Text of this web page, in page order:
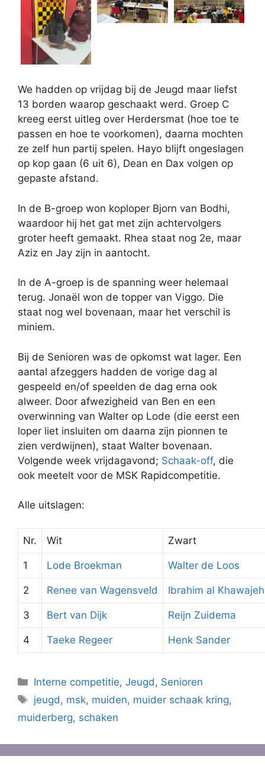
We hadden op vrijdag bij de Jeugd maar liefst
13 borden waarop geschaakt werd. Groep C
kreeg eerst uitleg over Herdersmat (hoe toe te
passen en hoe te voorkomen), daarna mochten
ze zelf hun partij spelen. Hayo blijft ongeslagen
op kop gaan (6 uit 6), Dean en Dax volgen op
gepaste afstand.
In de B-groep won koploper Bjorn van Bodhi,
waardoor hij het gat met zijn achtervolgers
groter heeft gemaakt. Rhea staat nog 2e, maar
Aziz en Jay zijn in aantocht.
In de A-groep is de spanning weer helemaal
terug. Jonaël won de topper van Viggo. Die
staat nog wel bovenaan, maar het verschil is
miniem.
Bij de Senioren was de opkomst wat lager. Een
aantal afzeggers hadden de vorige dag al
gespeeld en/of speelden de dag erna ook
alweer. Door afwezigheid van Ben en een
overwinning van Walter op Lode (die eerst een
loper liet insluiten om daarna zijn pionnen te
zien verdwijnen), staat Walter bovenaan.
Volgende week vrijdagavond; Schaak-off, die
ook meetelt voor de MSK Rapidcompetitie.
Alle uitslagen:
Nr. Wit Zwart
1 Lode Broekman Walter de Loos
2 Renee van Wagensveld Ibrahim al Khawajeh
3 Bert van Dijk Reijn Zuidema
4 Taeke Regeer Henk Sander
Categorieën
Interne competitie,Jeugd , Senioren
Tags
jeugd , msk, muiden, muider schaak kring,
muiderberg, schaken